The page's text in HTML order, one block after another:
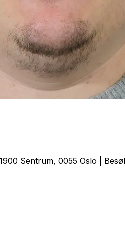
Sentrum, 0055 Oslo |